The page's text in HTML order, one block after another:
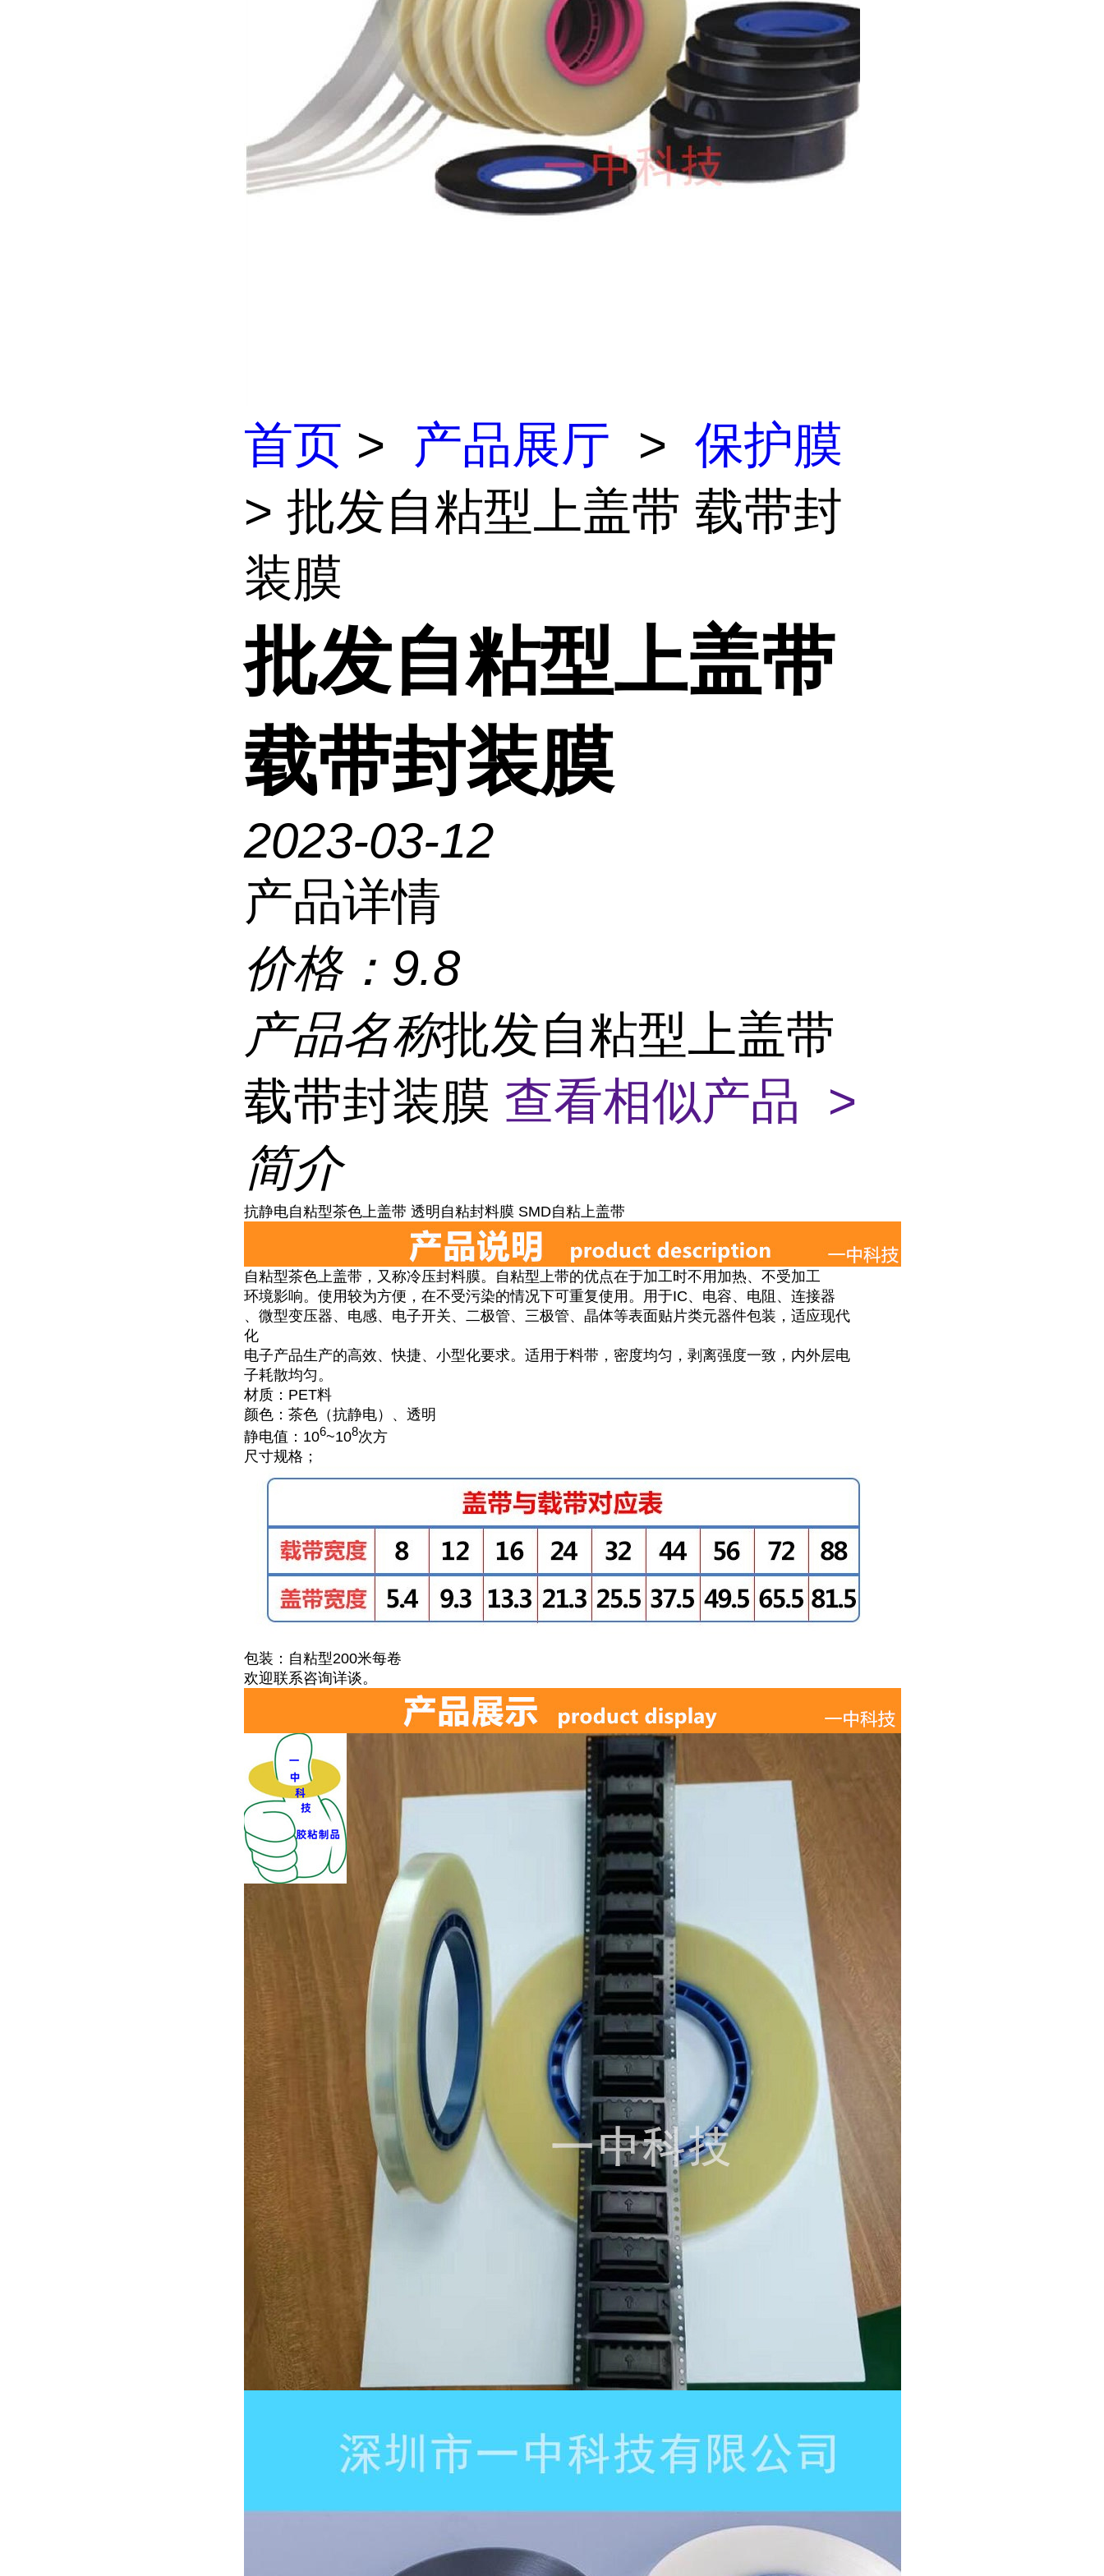
首页 > 产品展厅 > 保护膜
> 批发自粘型上盖带 载带封
装膜
批发自粘型上盖带
载带封装膜
2023-03-12
产品详情
价格： 9.8
产品名称批发自粘型上盖带
载带封装膜 查看相似产品 >
简介
抗静电自粘型茶色上盖带 透明自粘封料膜 SMD自粘上盖带
自粘型茶色上盖带，又称冷压封料膜。自粘型上带的优点在于加工时不用加热、不受加工
环境影响。使用较为方便，在不受污染的情况下可重复使用。用于IC、电容、电阻、连接器
、微型变压器、电感、电子开关、二极管、三极管、晶体等表面贴片类元器件包装，适应现代
化
电子产品生产的高效、快捷、小型化要求。适用于料带，密度均匀，剥离强度一致，内外层电
子耗散均匀。
材质：PET料
颜色：茶色（抗静电）、透明
静电值：106~108次方
尺寸规格；
包装：自粘型200米每卷
欢迎联系咨询详谈。